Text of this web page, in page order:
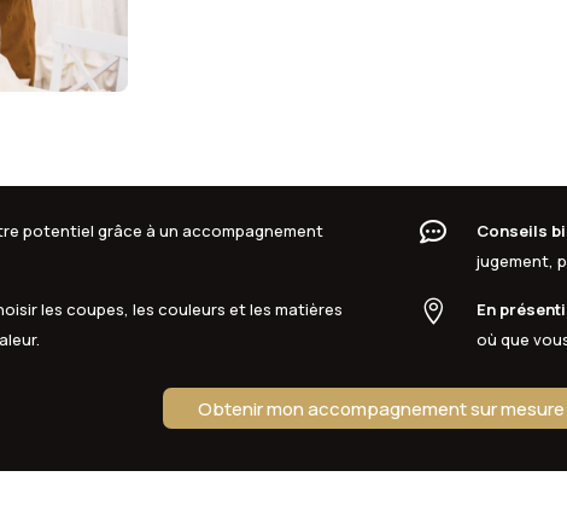
potentiel grâce à un accompagnement
 Conseils
jugement,
les coupes, les couleurs et les matières
 En
où que
Obtenir mon accompagnement sur mesure